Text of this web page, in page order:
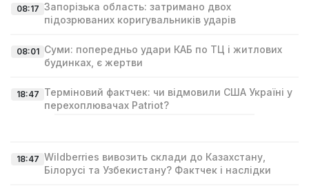
08:17 Запорізька область: затримано двох
підозрюваних коригувальників ударів
08:01 Суми: попередньо удари КАБ по ТЦ і житлових
будинках, є жертви
18:47 Терміновий фактчек: чи відмовили США Україні у
перехоплювачах Patriot?
18:47 Wildberries вивозить склади до Казахстану,
Білорусі та Узбекистану? Фактчек і наслідки